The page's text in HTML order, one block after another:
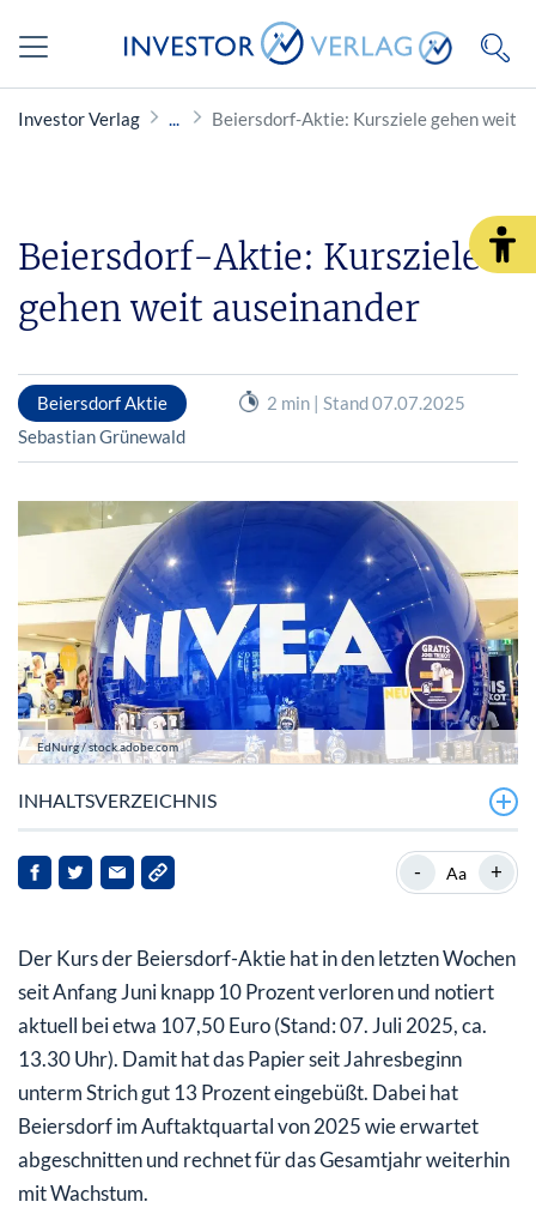
Investor Verlag Beiersdorf-Aktie: Kursziele gehen weit
Beiersdorf-Aktie: Kursziele
gehen weit auseinander
Beiersdorf Aktie
2 min | Stand 07.07.2025
Sebastian Grünewald
EdNurg / stock.adobe.com
INHALTSVERZEICHNIS
Beiersdorf mit ordentlichem Auftakt und bestätigter
Prognose
Chancen
- Aa +
Der Kurs der Beiersdorf-Aktie hat in den letzten Wochen
seit Anfang Juni knapp 10 Prozent verloren und notiert
aktuell bei etwa 107,50 Euro (Stand: 07. Juli 2025, ca.
13.30 Uhr). Damit hat das Papier seit Jahresbeginn
unterm Strich gut 13 Prozent eingebüßt. Dabei hat
Beiersdorf im Auftaktquartal von 2025 wie erwartet
abgeschnitten und rechnet für das Gesamtjahr weiterhin
mit Wachstum.